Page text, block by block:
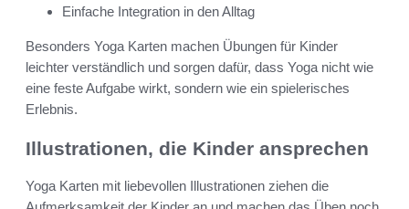
Einfache Integration in den Alltag
Besonders Yoga Karten machen Übungen für Kinder
leichter verständlich und sorgen dafür, dass Yoga nicht wie
eine feste Aufgabe wirkt, sondern wie ein spielerisches
Erlebnis.
Illustrationen, die Kinder ansprechen
Yoga Karten mit liebevollen Illustrationen ziehen die